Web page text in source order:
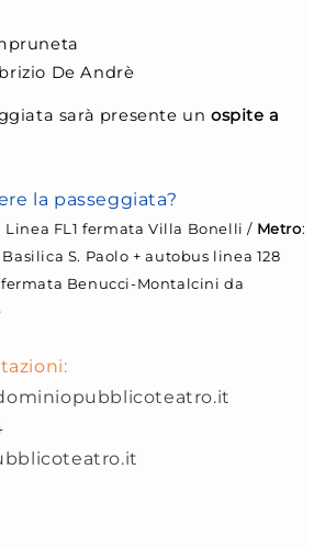
De Andrè
sarà presente un ospite a
la passeggiata?
Linea FL1 fermata Villa Bonelli / Metro:
S. Paolo + autobus linea 128
Benucci-Montalcini da